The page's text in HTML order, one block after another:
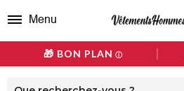
🎁 BON PLAN ⓘ
Menu